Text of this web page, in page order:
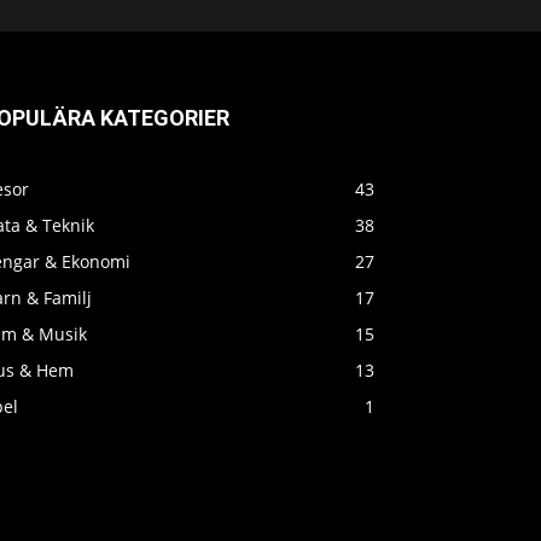
KATEGORIER
43
& Teknik
38
& Ekonomi
27
& Familj
17
& Musik
15
& Hem
13
1